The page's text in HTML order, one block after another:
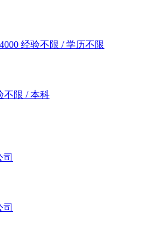
经验不限 / 学历不限
不限 / 本科